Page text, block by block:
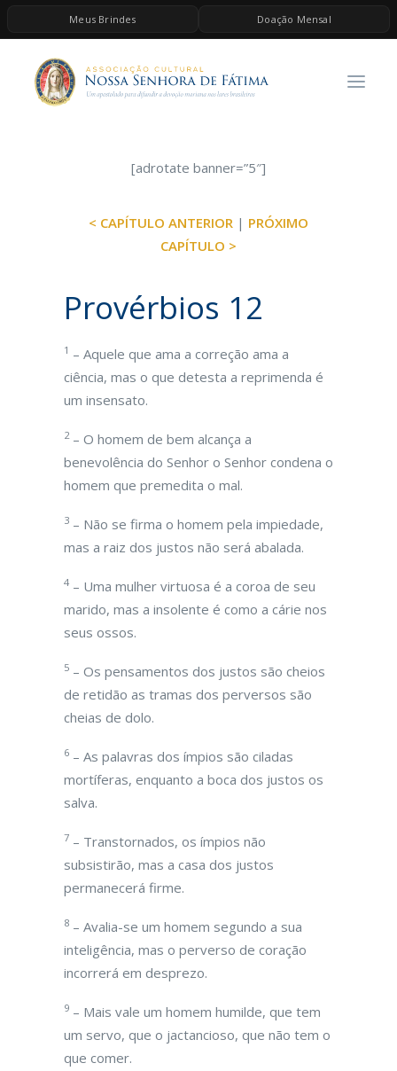
Meus Brindes Doação Mensal
HOME
A ASSOCIAÇÃO
ESPIRITUALIDADE
BRINDES
[adrotate banner=”5″]
< CAPÍTULO ANTERIOR | PRÓXIMO
CAPÍTULO >
Provérbios 12
1 – Aquele que ama a correção ama a
ciência, mas o que detesta a reprimenda é
um insensato.
2– O homem de bem alcança a
benevolência do Senhor o Senhor condena o
homem que premedita o mal.
3 – Não se firma o homem pela impiedade,
mas a raiz dos justos não será abalada.
4 – Uma mulher virtuosa é a coroa de seu
marido, mas a insolente é como a cárie nos
seus ossos.
5 – Os pensamentos dos justos são cheios
de retidão as tramas dos perversos são
cheias de dolo.
6 – As palavras dos ímpios são ciladas
mortíferas, enquanto a boca dos justos os
salva.
7 – Transtornados, os ímpios não
subsistirão, mas a casa dos justos
permanecerá firme.
8 – Avalia-se um homem segundo a sua
inteligência, mas o perverso de coração
incorrerá em desprezo.
9 – Mais vale um homem humilde, que tem
um servo, que o jactancioso, que não tem o
que comer.